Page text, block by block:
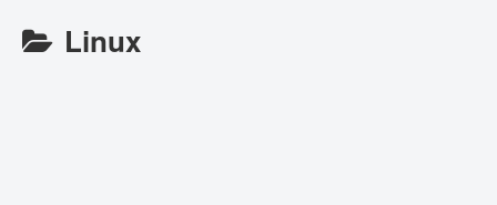
Linux